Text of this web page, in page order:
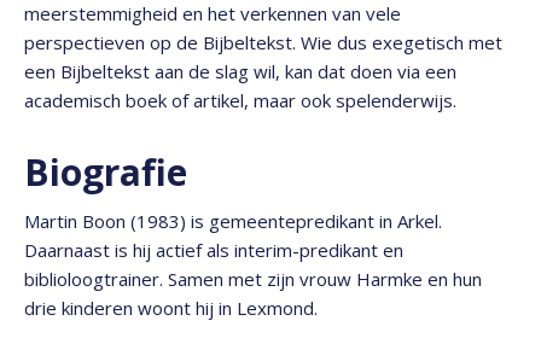
meerstemmigheid en het verkennen van vele
perspectieven op de Bijbeltekst. Wie dus exegetisch met
een Bijbeltekst aan de slag wil, kan dat doen via een
academisch boek of artikel, maar ook spelenderwijs.
Biografie
Martin Boon (1983) is gemeentepredikant in Arkel.
Daarnaast is hij actief als interim-predikant en
biblioloogtrainer. Samen met zijn vrouw Harmke en hun
drie kinderen woont hij in Lexmond.